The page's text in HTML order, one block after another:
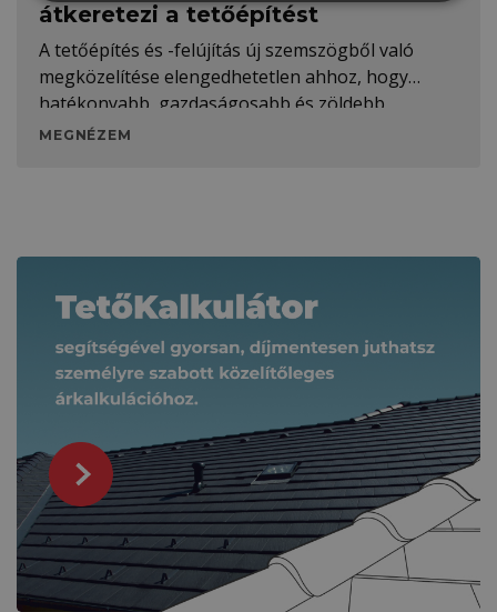
átkeretezi a tetőépítést
A tetőépítés és -felújítás új szemszögből való
megközelítése elengedhetetlen ahhoz, hogy
hatékonyabb, gazdaságosabb és zöldebb
MEGNÉZEM